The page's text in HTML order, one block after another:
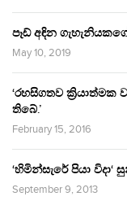
පෑඩ් අඳින
May 10, 2019
‘රහසිගතව ක්‍රියාත්මක
තිබේ.’
February 15, 2016
‘හිමින්සැරේ පියා විදා‘
September 9, 2013